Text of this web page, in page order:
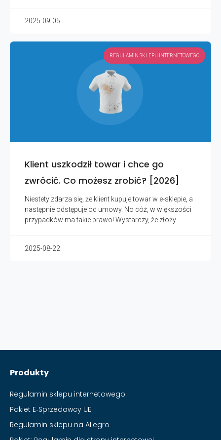
2025-09-05
REGULAMIN SKLEPU INTERNETOWEGO
Klient uszkodził towar i chce go
zwrócić. Co możesz zrobić? [2026]
Niestety zdarza się, że klient kupuje towar w e-sklepie, a
następnie odstępuje od umowy. No cóż, w większości
przypadków ma takie prawo! Wystarczy, że złoży
2025-08-22
Produkty
Regulamin sklepu internetowego
Pakiet E‑Sprzedawcy UE
Regulamin sklepu na Allegro